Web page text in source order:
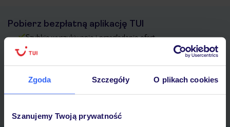
Zgoda Szczegóły O plikach cookies
Szanujemy Twoją prywatność
Pobierz bezpłatną aplikację TUI
Szybkie wyszukiwanie i przeglądanie ofert
Lista ulubionych ofert i możliwość ich udostępniania
myTUI